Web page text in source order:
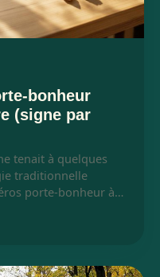
bonheur
(signe par
tenait à quelques
traditionnelle
porte-bonheur à…